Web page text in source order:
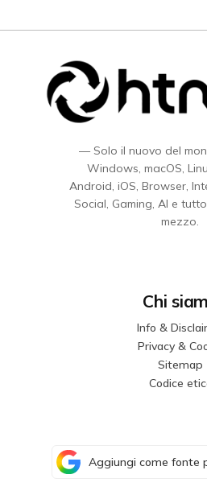
— Solo il nuovo del
Windows, macOS,
Android, iOS, Browser,
Social, Gaming, AI e
mezzo.
Chi
Info &
Privacy &
Sitemap
Codice
Aggiungi come fonte